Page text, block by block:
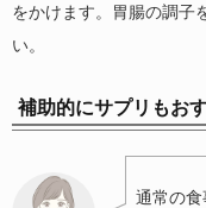
をかけます。胃腸の調子
い。
補助的にサプリもお
通常の